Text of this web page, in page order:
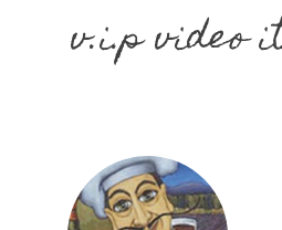
v.i.p video